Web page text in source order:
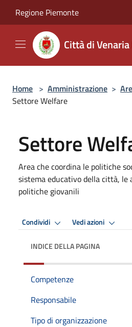
Regione Piemonte
Città di Venaria
Home > Amministrazione >
Settore Welfare
Settore
Area che coordina le politiche
sistema educativo della città,
politiche giovanili
Condividi Vedi azioni
INDICE DELLA PAGINA
Competenze
Responsabile
Tipo di organizzazione